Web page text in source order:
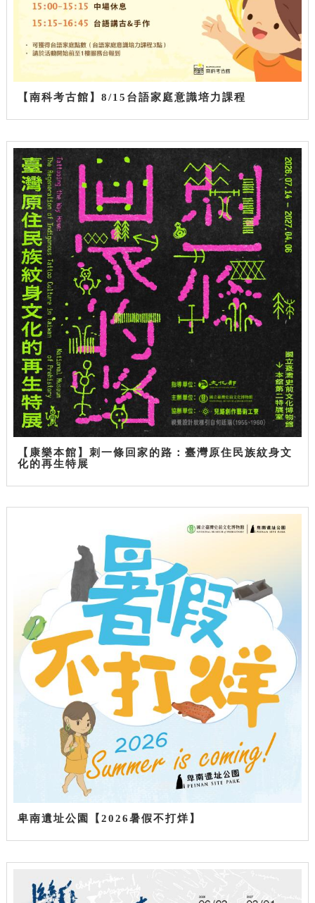
【南科考古館】8/15台語家庭意識培力課程
【康樂本館】刺一條回家的路：臺灣原住民族紋身文
化的再生特展
卑南遺址公園【2026暑假不打烊】